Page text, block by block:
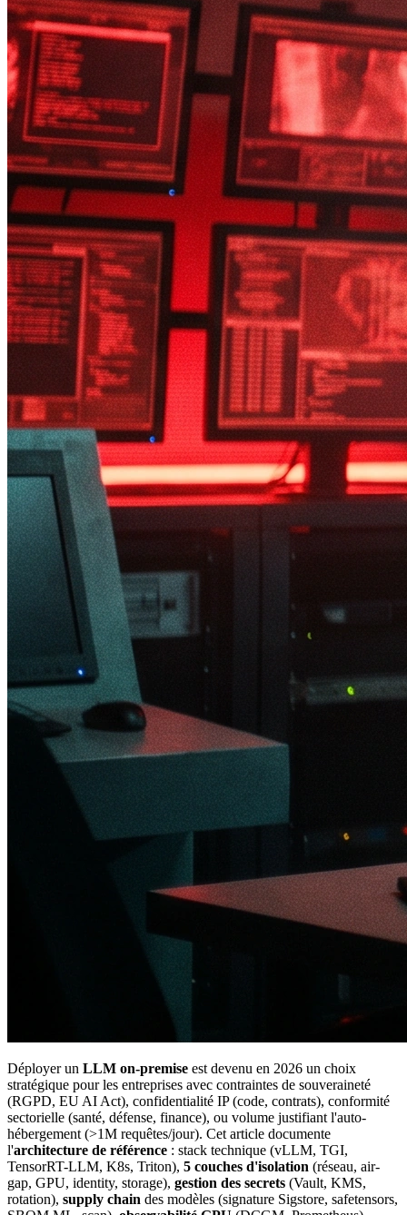
Déployer un LLM on-premise est devenu en 2026 un choix
stratégique pour les entreprises avec contraintes de souveraineté
(RGPD, EU AI Act), confidentialité IP (code, contrats), conformité
sectorielle (santé, défense, finance), ou volume justifiant l'auto-
hébergement (>1M requêtes/jour). Cet article documente
l'architecture de référence : stack technique (vLLM, TGI,
TensorRT-LLM, K8s, Triton), 5 couches d'isolation (réseau, air-
gap, GPU, identity, storage), gestion des secrets (Vault, KMS,
rotation), supply chain des modèles (signature Sigstore, safetensors,